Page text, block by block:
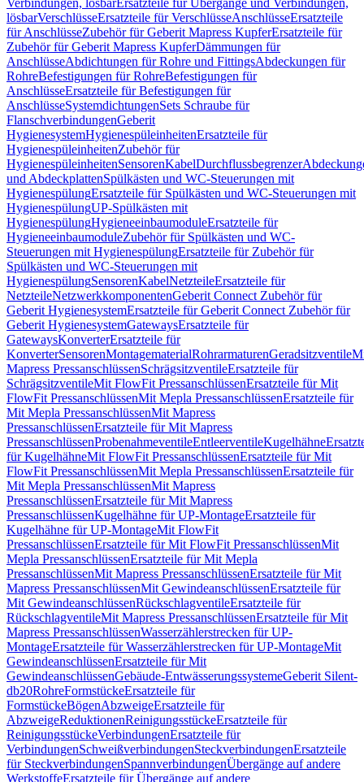
Verbindungen, lösbarErsatzteile für Übergänge und Verbindungen,
lösbarVerschlüsseErsatzteile für VerschlüsseAnschlüsseErsatzteile
für AnschlüsseZubehör für Geberit Mapress KupferErsatzteile für
Zubehör für Geberit Mapress KupferDämmungen für
AnschlüsseAbdichtungen für Rohre und FittingsAbdeckungen für
RohreBefestigungen für RohreBefestigungen für
AnschlüsseErsatzteile für Befestigungen für
AnschlüsseSystemdichtungenSets Schraube für
FlanschverbindungenGeberit
HygienesystemHygienespüleinheitenErsatzteile für
HygienespüleinheitenZubehör für
HygienespüleinheitenSensorenKabelDurchflussbegrenzer
und AbdeckplattenSpülkästen und WC-Steuerungen mit
HygienespülungErsatzteile für Spülkästen und WC-Steuerungen mit
HygienespülungUP-Spülkästen mit
HygienespülungHygieneeinbaumoduleErsatzteile für
HygieneeinbaumoduleZubehör für Spülkästen und WC-
Steuerungen mit HygienespülungErsatzteile für Zubehör für
Spülkästen und WC-Steuerungen mit
HygienespülungSensorenKabelNetzteileErsatzteile für
NetzteileNetzwerkkomponentenGeberit Connect Zubehör für
Geberit HygienesystemErsatzteile für Geberit Connect Zubehör für
Geberit HygienesystemGatewaysErsatzteile für
GatewaysKonverterErsatzteile für
KonverterSensorenMontagematerialRohrarmaturenGeradsitzventile
Mapress PressanschlüssenSchrägsitzventileErsatzteile für
SchrägsitzventileMit FlowFit PressanschlüssenErsatzteile für Mit
FlowFit PressanschlüssenMit Mepla PressanschlüssenErsatzteile für
Mit Mepla PressanschlüssenMit Mapress
PressanschlüssenErsatzteile für Mit Mapress
PressanschlüssenProbenahmeventileEntleerventileKugelhähne
für KugelhähneMit FlowFit PressanschlüssenErsatzteile für Mit
FlowFit PressanschlüssenMit Mepla PressanschlüssenErsatzteile für
Mit Mepla PressanschlüssenMit Mapress
PressanschlüssenErsatzteile für Mit Mapress
PressanschlüssenKugelhähne für UP-MontageErsatzteile für
Kugelhähne für UP-MontageMit FlowFit
PressanschlüssenErsatzteile für Mit FlowFit PressanschlüssenMit
Mepla PressanschlüssenErsatzteile für Mit Mepla
PressanschlüssenMit Mapress PressanschlüssenErsatzteile für Mit
Mapress PressanschlüssenMit GewindeanschlüssenErsatzteile für
Mit GewindeanschlüssenRückschlagventileErsatzteile für
RückschlagventileMit Mapress PressanschlüssenErsatzteile für Mit
Mapress PressanschlüssenWasserzählerstrecken für UP-
MontageErsatzteile für Wasserzählerstrecken für UP-MontageMit
GewindeanschlüssenErsatzteile für Mit
GewindeanschlüssenGebäude-EntwässerungssystemeGeberit Silent-
db20RohreFormstückeErsatzteile für
FormstückeBögenAbzweigeErsatzteile für
AbzweigeReduktionenReinigungsstückeErsatzteile für
ReinigungsstückeVerbindungenErsatzteile für
VerbindungenSchweißverbindungenSteckverbindungenErsatzteile
für SteckverbindungenSpannverbindungenÜbergänge auf andere
WerkstoffeErsatzteile für Übergänge auf andere